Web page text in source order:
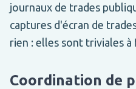
journaux de trades
captures d'écran de
rien : elles sont triviales à
Coordination de